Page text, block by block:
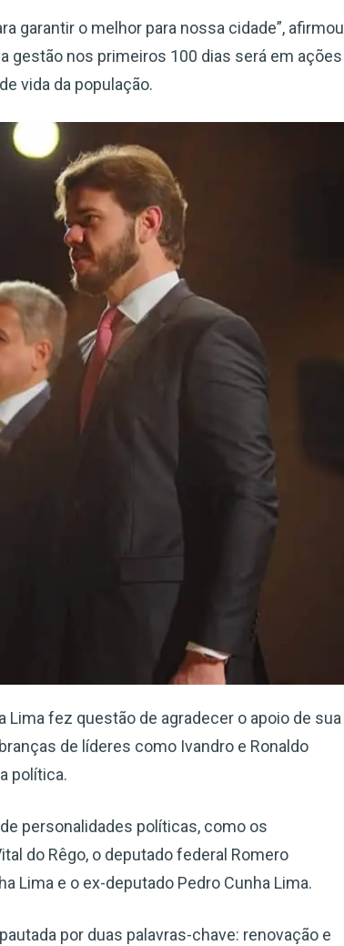
garantir o melhor para nossa cidade”, afirmou
gestão nos primeiros 100 dias será em ações
vida da população.
Lima fez questão de agradecer o apoio de sua
de líderes como Ivandro e Ronaldo
política.
personalidades políticas, como os
do Rêgo, o deputado federal Romero
Lima e o ex-deputado Pedro Cunha Lima.
por duas palavras-chave: renovação e